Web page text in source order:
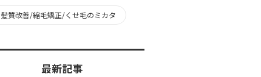
髪質改善/縮毛矯正/くせ毛のミカタ
最新記事